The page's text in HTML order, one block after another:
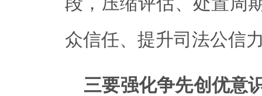
众信任、提升司法公信
三要强化争先创优意